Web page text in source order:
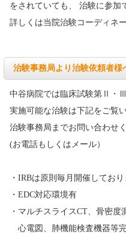
をされていても、 治験に参加
詳しくは当院治験コーディネ
治験事務局より治験依頼者様
中谷病院では臨床試験第Ⅱ・
実施可能な治験は下記をご覧
治験事務局までお問い合わせく
(お電話もしくはメール）
・IRBは原則毎月開催しており
・EDC対応環境有
・マルチスライスCT、骨密度
心電図、肺機能検査機器等